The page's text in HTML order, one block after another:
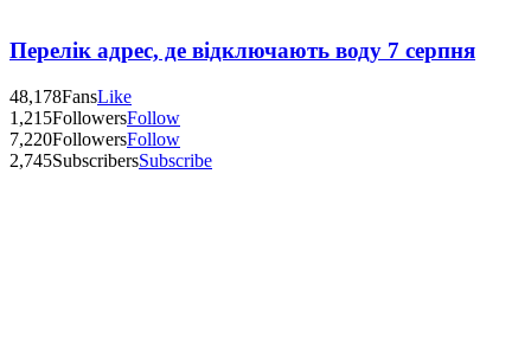
Перелік адрес, де відключають воду 7 серпня
48,178FansLike
1,215FollowersFollow
7,220FollowersFollow
2,745SubscribersSubscribe